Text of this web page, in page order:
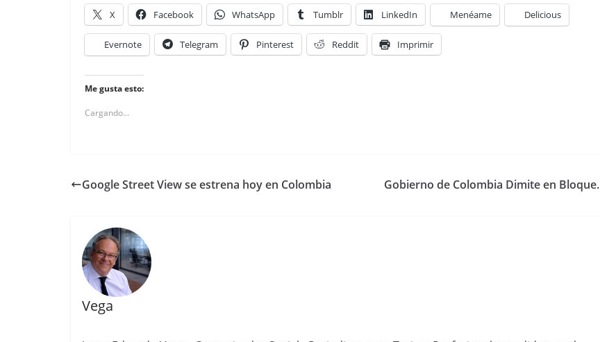
X Facebook WhatsApp Tumblr LinkedIn Menéame Delicious
Evernote Telegram Pinterest Reddit Imprimir
Me gusta esto:
Cargando...
Google Street View se estrena hoy en Colombia Gobierno de Colombia Dimite en Bloque.
Vega